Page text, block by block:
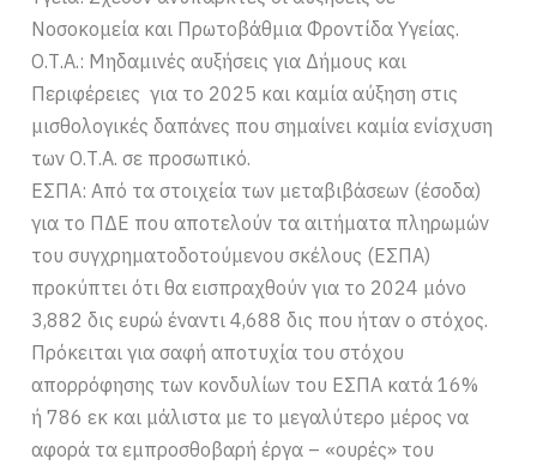
Νοσοκομεία και Πρωτοβάθμια Φροντίδα Υγείας.
Ο.Τ.Α.: Μηδαμινές αυξήσεις για Δήμους και
Περιφέρειες για το 2025 και καμία αύξηση στις
μισθολογικές δαπάνες που σημαίνει καμία ενίσχυση
των Ο.Τ.Α. σε προσωπικό.
ΕΣΠΑ: Από τα στοιχεία των μεταβιβάσεων (έσοδα)
για το ΠΔΕ που αποτελούν τα αιτήματα πληρωμών
του συγχρηματοδοτούμενου σκέλους (ΕΣΠΑ)
προκύπτει ότι θα εισπραχθούν για το 2024 μόνο
3,882 δις ευρώ έναντι 4,688 δις που ήταν ο στόχος.
Πρόκειται για σαφή αποτυχία του στόχου
απορρόφησης των κονδυλίων του ΕΣΠΑ κατά 16%
ή 786 εκ και μάλιστα με το μεγαλύτερο μέρος να
αφορά τα εμπροσθοβαρή έργα – «ουρές» του